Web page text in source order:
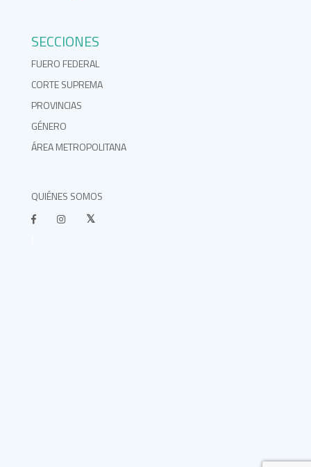
SECCIONES
FUERO FEDERAL
CORTE SUPREMA
PROVINCIAS
GÉNERO
ÁREA METROPOLITANA
QUIÉNES SOMOS